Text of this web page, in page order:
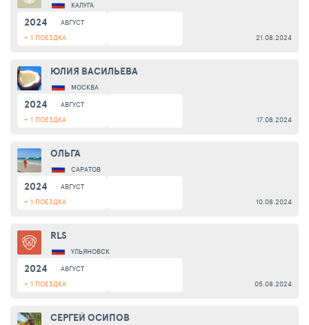
КАЛУГА
2024
АВГУСТ
+ 1 ПОЕЗДКА
21.08.2024
ЮЛИЯ ВАСИЛЬЕВА
МОСКВА
2024
АВГУСТ
+ 1 ПОЕЗДКА
17.08.2024
ОЛЬГА
САРАТОВ
2024
АВГУСТ
+ 1 ПОЕЗДКА
10.08.2024
RLS
УЛЬЯНОВСК
2024
АВГУСТ
+ 1 ПОЕЗДКА
05.08.2024
СЕРГЕЙ ОСИПОВ